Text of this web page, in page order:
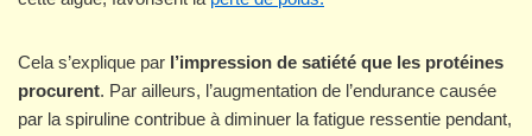
Cela s’explique par l’impression de satiété que les protéines
procurent. Par ailleurs, l’augmentation de l’endurance causée
par la spiruline contribue à diminuer la fatigue ressentie pendant,